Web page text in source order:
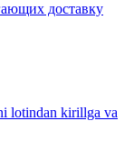
доставку
lotindan kirillga va